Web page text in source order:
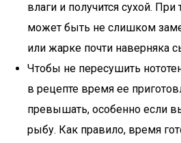
влаги и получится сухой.
может быть не слишком
или жарке почти наверняка
Чтобы не пересушить
в рецепте время ее
превышать, особенно если
рыбу. Как правило, время